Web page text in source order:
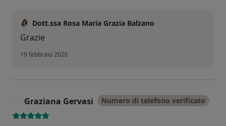
Dott.ssa Rosa Maria Grazia Balzano
Grazie
19 febbraio 2026
Graziana Gervasi Numero di telefono verificato